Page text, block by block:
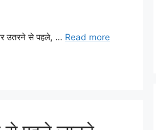
उतरने से पहले, … Read more